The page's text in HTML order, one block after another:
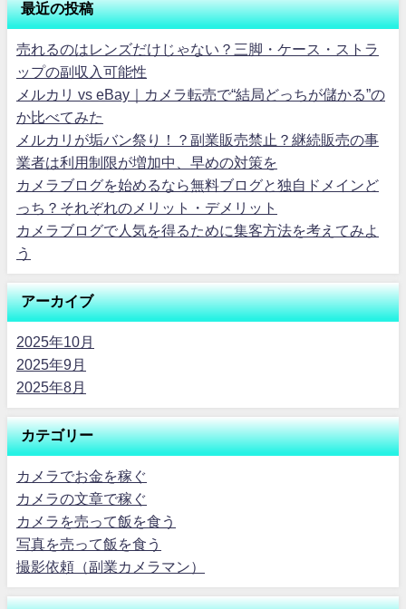
最近の投稿
売れるのはレンズだけじゃない？三脚・ケース・ストラ
ップの副収入可能性
メルカリ vs eBay｜カメラ転売で“結局どっちが儲かる”の
か比べてみた
メルカリが垢バン祭り！？副業販売禁止？継続販売の事
業者は利用制限が増加中、早めの対策を
カメラブログを始めるなら無料ブログと独自ドメインど
っち？それぞれのメリット・デメリット
カメラブログで人気を得るために集客方法を考えてみよ
う
アーカイブ
2025年10月
2025年9月
2025年8月
カテゴリー
カメラでお金を稼ぐ
カメラの文章で稼ぐ
カメラを売って飯を食う
写真を売って飯を食う
撮影依頼（副業カメラマン）